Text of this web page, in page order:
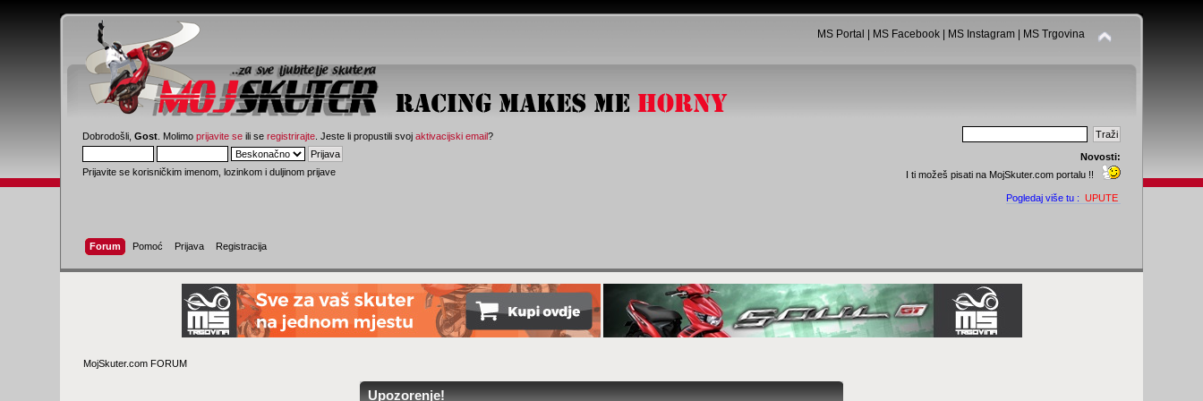
MS Portal MS Facebook| MS Instagram| MS Trgovina
Dobrodošli,Gost . Molimoprijavite se ili seregistrirajte . Jeste li propustili svojaktivacijski email?
Prijavite se korisničkim imenom, lozinkom i duljinom prijave
Novosti:
I ti možeš pisati na MojSkuter.com portalu !!
Pogledaj više tu : UPUTE
Forum Pomoć Prijava Registracija
MojSkuter.com FORUM
Upozorenje!